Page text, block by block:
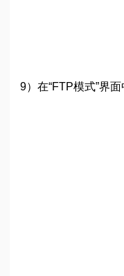
9）在“FTP模式”界